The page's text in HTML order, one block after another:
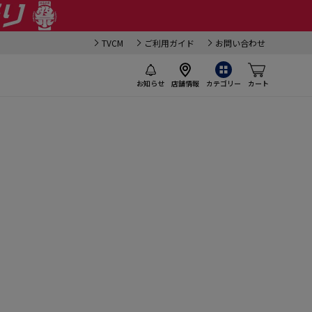
TVCM ご利用ガイド お問い合わせ
お知らせ 店舗情報 カテゴリー カート